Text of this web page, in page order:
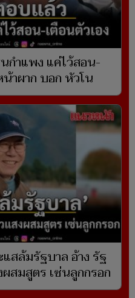
ำแพง แค่ไว้สอน-
น้าผาก บอก หัวโน
สล้มรัฐบาล อ้าง รัฐ
สมสูตร เซ่นลูกกรอก